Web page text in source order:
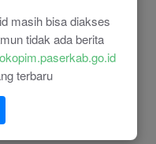
masih bisa diakses
tidak ada berita
terbaru